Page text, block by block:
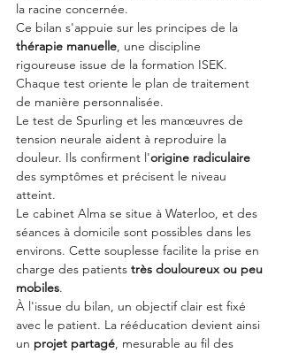
la racine concernée.
Ce bilan s'appuie sur les principes de la
thérapie manuelle, une discipline
rigoureuse issue de la formation ISEK.
Chaque test oriente le plan de traitement
de manière personnalisée.
Le test de Spurling et les manœuvres de
tension neurale aident à reproduire la
douleur. Ils confirment l'origine radiculaire
des symptômes et précisent le niveau
atteint.
Le cabinet Alma se situe à Waterloo, et des
séances à domicile sont possibles dans les
environs. Cette souplesse facilite la prise en
charge des patients très douloureux ou peu
mobiles.
À l'issue du bilan, un objectif clair est fixé
avec le patient. La rééducation devient ainsi
un projet partagé, mesurable au fil des